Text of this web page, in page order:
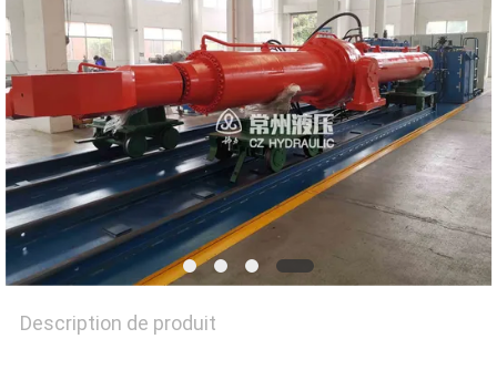
DEMANDEZ
UN DEVIS
PLAN
DU
SITE
POLITIQUE
Description de produit